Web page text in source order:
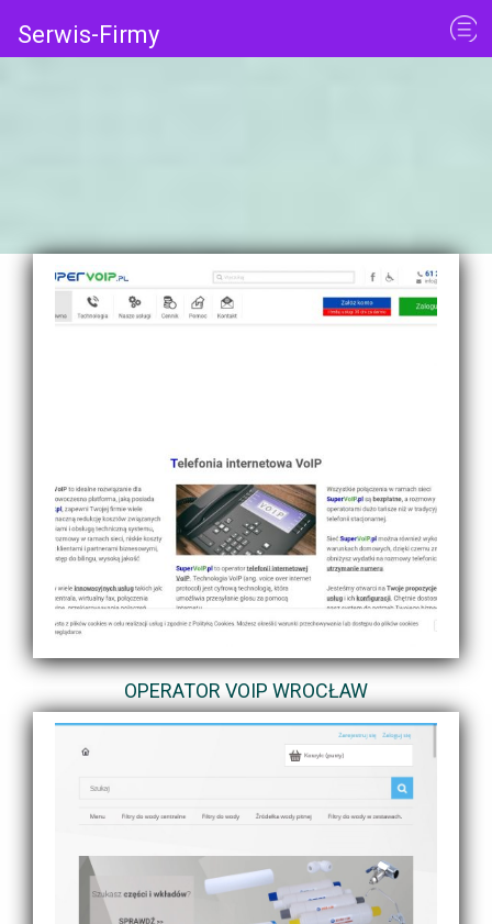
Serwis-Firmy
OPERATOR VOIP WROCŁAW